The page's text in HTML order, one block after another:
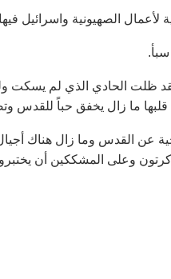
الصهيونية واسرائيل
فقد ظلت الحادي الذي لم
قلبها ما زال يخفق حباً للقدس
عن القدس وما زال هناك
كرتون وعلى المشككين أن